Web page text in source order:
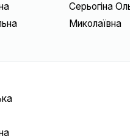
Серьогіна
Миколаївна